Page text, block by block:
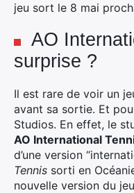
jeu sort le 8 mai
AO
surprise ?
Il est rare de voir un
avant sa sortie. Et
Studios. En effet, le
AO International
d’une version
Tennis sorti en
nouvelle version du